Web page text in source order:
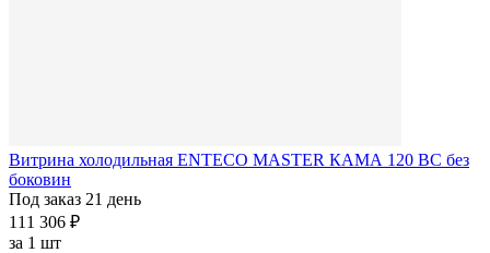
Витрина холодильная ENTECO MASTER КАМА 120 BC без
боковин
Под заказ 21 день
111 306 ₽
за 1 шт